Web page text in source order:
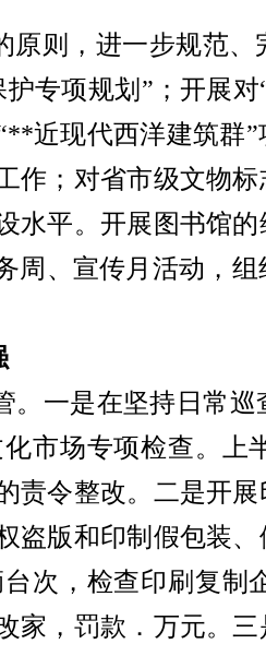
原则，进一步规范
专项规划”；开展对
**近现代西洋建筑群
作；对省市级文物
水平。开展图书馆
周、宣传月活动，
一是在坚持日常
市场专项检查。上
责令整改。二是开
版和印制假包装
次，检查印刷复制
家，罚款．万元。